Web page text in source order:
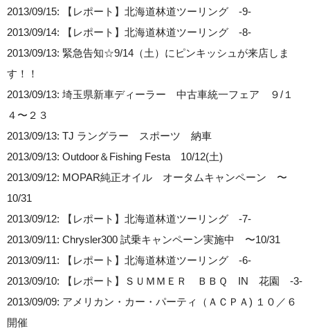
2013/09/15: 【レポート】北海道林道ツーリング -9-
2013/09/14: 【レポート】北海道林道ツーリング -8-
2013/09/13: 緊急告知☆9/14（土）にピンキッシュが来店しま
す！！
2013/09/13: 埼玉県新車ディーラー 中古車統一フェア ９/１
４〜２３
2013/09/13: TJ ラングラー スポーツ 納車
2013/09/13: Outdoor＆Fishing Festa 10/12(土)
2013/09/12: MOPAR純正オイル オータムキャンペーン 〜
10/31
2013/09/12: 【レポート】北海道林道ツーリング -7-
2013/09/11: Chrysler300 試乗キャンペーン実施中 〜10/31
2013/09/11: 【レポート】北海道林道ツーリング -6-
2013/09/10: 【レポート】ＳＵＭＭＥＲ ＢＢＱ IN 花園 -3-
2013/09/09: アメリカン・カー・パーティ（ＡＣＰＡ) １０／６
開催